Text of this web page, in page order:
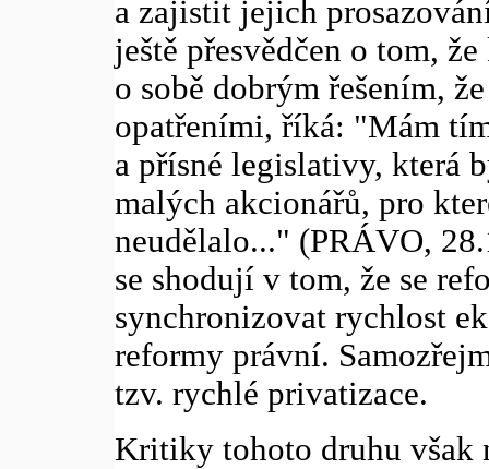
a zajistit jejich
ještě přesvědčen o tom,
o sobě dobrým řešením,
opatřeními, říká: "Mám
a přísné legislativy, která
malých akcionářů, pro
neudělalo..." (PRÁVO,
se shodují v tom, že se
synchronizovat rychlost
reformy právní.
tzv. rychlé privatizace.
Kritiky tohoto druhu však